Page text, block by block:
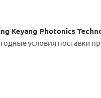
Keyang Photonics
условия поставки